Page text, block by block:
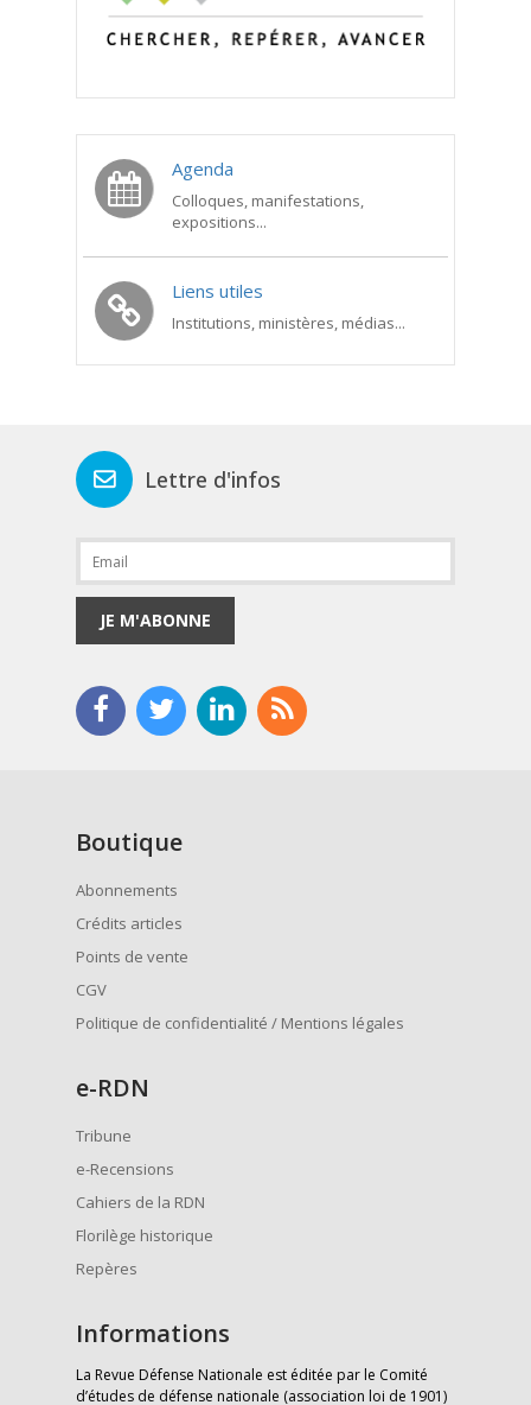
Agenda
Colloques, manifestations,
expositions...
Liens utiles
Institutions, ministères, médias...
Lettre d'infos
JE M'ABONNE
Boutique
Abonnements
Crédits articles
Points de vente
CGV
Politique de confidentialité / Mentions légales
e-RDN
Tribune
e-Recensions
Cahiers de la RDN
Florilège historique
Repères
Informations
La Revue Défense Nationale est éditée par le Comité
d’études de défense nationale (association loi de 1901)